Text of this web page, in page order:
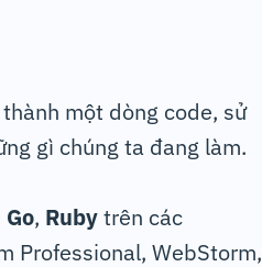
một dòng code, sử
gì chúng ta đang làm.
Go, Rubytrên các
Professional, WebStorm,